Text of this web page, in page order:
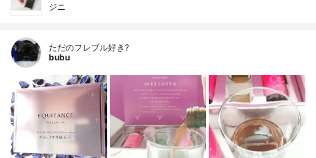
ジニ
ただのフレブル好き?
bubu